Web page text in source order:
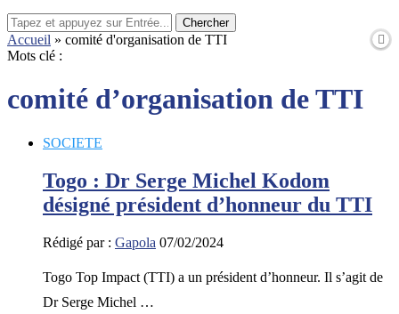
Chercher
Accueil » comité d'organisation de TTI
Mots clé :
comité d’organisation de TTI
SOCIETE
Togo : Dr Serge Michel Kodom
désigné président d’honneur du TTI
Rédigé par : Gapola 07/02/2024
Togo Top Impact (TTI) a un président d’honneur. Il s’agit de
Dr Serge Michel …